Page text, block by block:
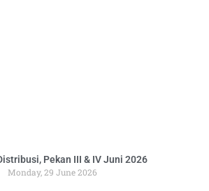
Pekan III & IV Juni 2026
Monday, 29 June 2026